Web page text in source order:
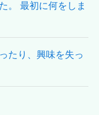
。 最初に何をしま
たり、興味を失っ